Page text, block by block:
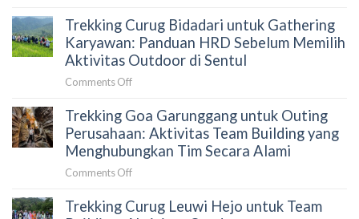
Perusahaan
Sentul:
Paket,
Menyusun
Proposal
yang
Tepat
HRD
Trekking Curug Bidadari untuk Gathering
Karyawan: Panduan HRD Sebelum Memilih
Aktivitas Outdoor di Sentul
Comments Offon
Curug
Bidadari
untuk
Gathering
HRD
Trekking Goa Garunggang untuk Outing
Perusahaan: Aktivitas Team Building yang
Menghubungkan Tim Secara Alami
Comments Offon
Goa
Trekking Curug Leuwi Hejo untuk Team